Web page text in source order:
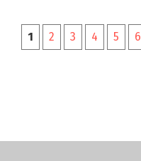
1 2 3 4 5 6